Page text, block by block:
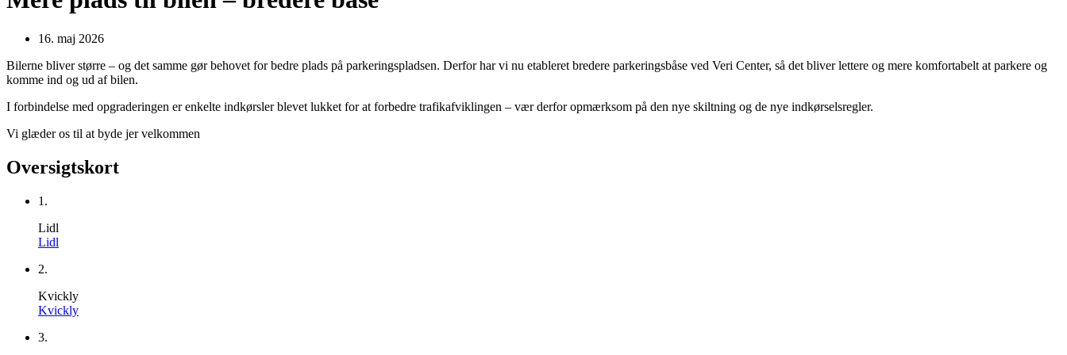
16. maj 2026
Bilerne bliver større – og det samme gør behovet for bedre plads på parkeringspladsen. Derfor har vi nu etableret bredere parkeringsbåse ved Veri Center, så det bliver lettere og mere komfortabelt at parkere og
komme ind og ud af bilen.
I forbindelse med opgraderingen er enkelte indkørsler blevet lukket for at forbedre trafikafviklingen – vær derfor opmærksom på den nye skiltning og de nye indkørselsregler.
Vi glæder os til at byde jer velkommen
Oversigtskort
1.
Lidl
Lidl
2.
Kvickly
Kvickly
3.